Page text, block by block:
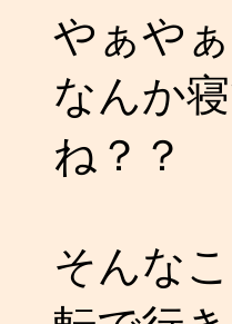
やぁや
なんか
ね？？
そんな